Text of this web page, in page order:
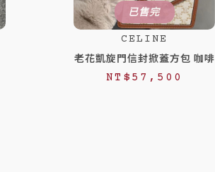
已售完
CELINE
老花凱旋門信封掀蓋方包 咖啡
NT$ 57,500